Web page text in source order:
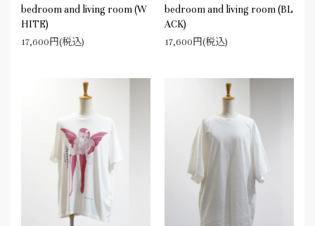
bedroom and living room (W
HITE)
17,600円(税込)
bedroom and living room (BL
ACK)
17,600円(税込)